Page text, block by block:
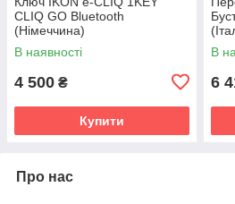
CLIQ GO Bluetooth
(Німеччина)
В наявності
4 500 ₴
Купити
В
6
Про нас